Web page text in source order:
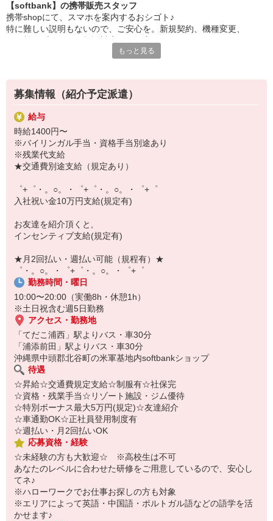
お互いに教え合ったり、フォローしあったりする
和気あいあいとした人間関係がある店舗ばかり！
皆で一緒にステップアップしましょう♪
【選べるお仕事いろいろ】
▼オフィスワーク
事務、経理、データ入力、コールセンター、受付
▼工場・製造・軽作業系
機械/食品製造・梱包・仕分け・加工・組立・検査
▼美容系
眉毛サロンのアイブロウ・ネイリスト・エステ
▼営業・販売
法人営業・アパレル販売・個別指導塾・人材紹介
▼人気案件も多数♪
短期・期間限定・オープニング・官公庁案件
上場/優良/大手企業など
【スマホ面接実施中】
￣￣￣￣￣￣￣￣￣
自宅に居ながらスマホでカンタン面接OK！
オンライン面談なのでスピード対応。
【softbank】の携帯販売スタッフ
携帯shopにて、スマホを案内するおシゴト♪
特に難しい説明もないので、ご安心を。新規契約、機種変更、
満足度◎
■携帯やインターネット販売業務
docomo(ドコモ)/au(エーユー)・KDDI/softbank(ソフトバンク)など
の大手キャリアから
ワイモバイル(Y!mobille)、楽天モバイル、UQなど格安スマホまで幅
広く紹介可能♪
人気のApple（アップル）店舗もございます！
もっと見る
募集情報（紹介予定派遣）
給与
時給1400円〜
※バイリンガル手当・資格手当別途あり
※残業代支給
★交通費別途支給（規定あり）
゜+゜・。○。・゜+゜・。○。・゜+゜
入社祝い金10万円支給(規定有)
お友達を紹介頂くと,
インセンティブ支給(規定有)
★月2回払い・週払い可能（規程有）★
゜・。○。・゜+゜・。○。・゜+゜
勤務時間・曜日
10:00〜20:00（実働8h・休憩1h）
※土日祝含む週5日勤務
アクセス・勤務地
「てだこ浦西」駅よりバス・車30分
「浦添前田」駅よりバス・車30分
沖縄県中頭郡北谷町の米軍基地内softbankショップ
待遇
☆昇給☆交通費規定支給☆制服有☆社保完
☆資格・残業手当☆リゾート施設・ジム優待
☆特別ボーナス最大5万円(規定)☆友達紹介
☆車通勤OK☆正社員登用制度有
☆週払い・月2回払いOK
応募資格・経験
☆未経験の方も大歓迎☆ ※高校生は不可
あなたのレベルに合わせた研修をご用意しているので、安心し
てネ♪
※ハローワークでお仕事お探しの方も対象
※エリアによって英語・中国語・ポルトガル語などの語学を活
かせます♪